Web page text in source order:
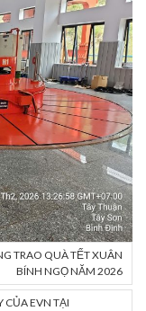
TRAO QUÀ TẾT XUÂN
BÍNH NGỌ NĂM 2026
CỦA EVN TẠI